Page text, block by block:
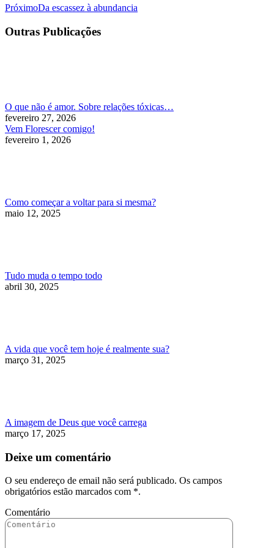
PróximoPróximo
Da escassez à abundancia
Outras Publicações
O que não é amor. Sobre relações tóxicas…
fevereiro 27, 2026
Vem Florescer comigo!
fevereiro 1, 2026
Como começar a voltar para si mesma?
maio 12, 2025
Tudo muda o tempo todo
abril 30, 2025
A vida que você tem hoje é realmente sua?
março 31, 2025
A imagem de Deus que você carrega
março 17, 2025
Deixe um comentário
O seu endereço de email não será publicado. Os campos
obrigatórios estão marcados com *.
Comentário